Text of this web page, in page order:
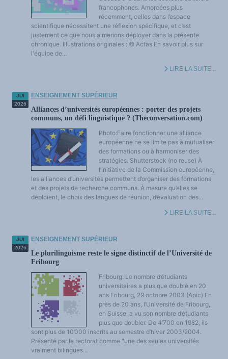
francophones. Amorcées plus
récemment, celles dans l’espace
scientifique nécessitent une réflexion spécifique, et c’est
justement ce que nous aimerions déployer dans la présente
chronique. Illustrations originales : © Acfas En savoir plus sur
l'équipe de...
LIRE LA SUITE...
JUI
2026
ENSEIGNEMENT SUPÉRIEUR
Alliances d’universités européennes : porter des projets
communs, un défi linguistique ? (Theconversation.com)
Photo:Faire fonctionner une alliance
européenne ne se limite pas à mutualiser
des formations ou à harmoniser des
stratégies. Shutterstock (no reuse) À
l’initiative de la Commission européenne,
les alliances d’universités permettent d’organiser des formations
et des projets de recherche communs. À mesure qu’elles se
déploient, le choix des langues de réunion, d’évaluation des...
LIRE LA SUITE...
JUI
2026
ENSEIGNEMENT SUPÉRIEUR
Le plurilinguisme reste le signe distinctif de l’Université de
Fribourg
Fribourg: Le nombre d’étudiants
universitaires a plus que doublé en 20
ans Fribourg, 29 octobre 2003 (Apic) En
près de 20 ans, l’Université de Fribourg,
en Suisse, a vu son nombre d’étudiants
plus que doubler. De 4’700 en 1982, ils
sont plus de 10’000 inscrits au semestre d’hiver 2003/2004.
Présenté par le rectorat comme "une des seules universités
vraiment bilingues...